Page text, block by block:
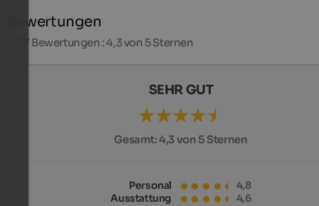
Bewertungen
1777 Bewertungen : 4,3 von 5 Sternen
SEHR GUT
Gesamt:4,3 von 5 Sternen
Personal
4,8
Ausstattung
4,6